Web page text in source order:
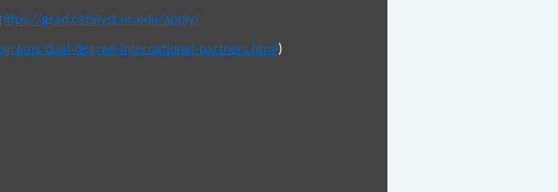
https://grad.catalyst.uc.edu/apply/
dual-degree-international-partners.html )